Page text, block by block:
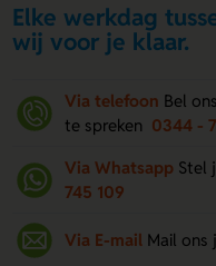
Elke werkdag
wij voor je klaar.
Via telefoon Bel
te spreken 0344 -
Via Whatsapp Stel
745 109
Via E-mail Mail ons